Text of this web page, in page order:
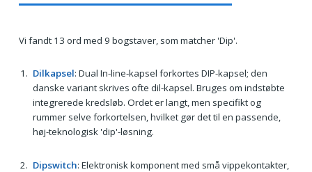
Vi fandt 13 ord med 9 bogstaver, som matcher 'Dip'.
Dilkapsel: Dual In-line‐kapsel forkortes DIP-kapsel; den
danske variant skrives ofte dil-kapsel. Bruges om indstøbte
integrerede kredsløb. Ordet er langt, men specifikt og
rummer selve forkortelsen, hvilket gør det til en passende,
høj-teknologisk 'dip'-løsning.
Dipswitch: Elektronisk komponent med små vippekontakter,